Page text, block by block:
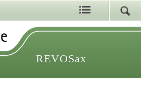
REVOSax